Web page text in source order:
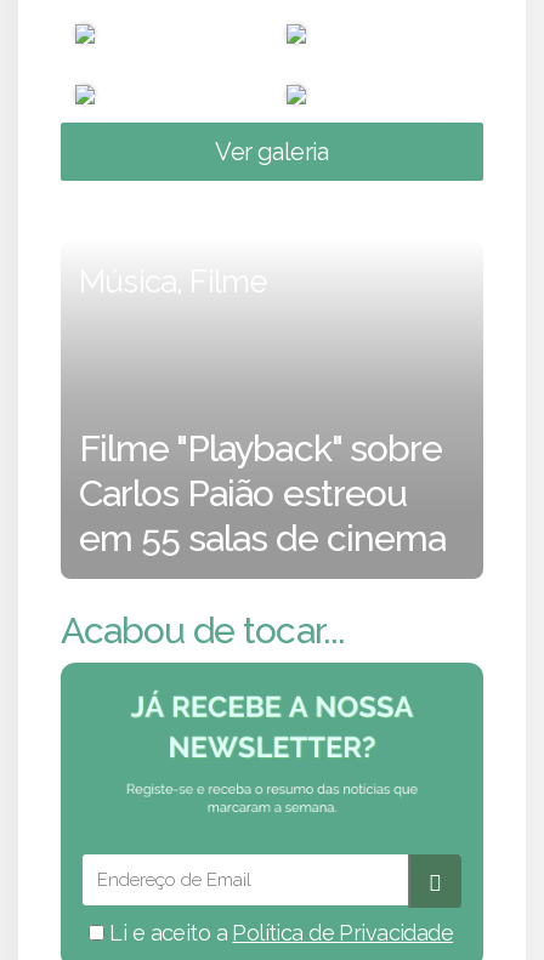
Ver galeria
Música, Filme
Filme "Playback" sobre
Carlos Paião estreou
em 55 salas de cinema
Acabou de tocar...
Li e aceito a Política de Privacidade